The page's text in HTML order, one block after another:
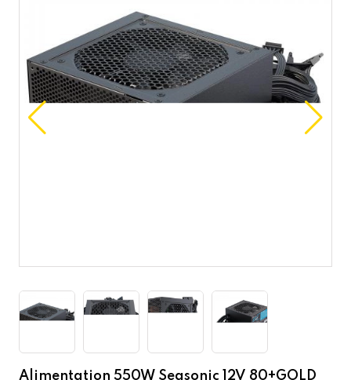
Alimentation 550W Seasonic 12V 80+GOLD